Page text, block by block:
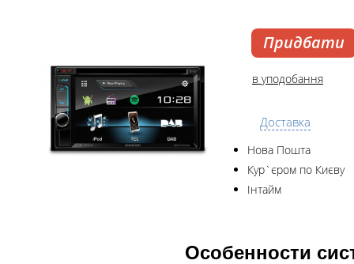
Придбати
в уподобання
Доставка
Нова Пошта
Кур`єром по Києву
Інтайм
Особенности